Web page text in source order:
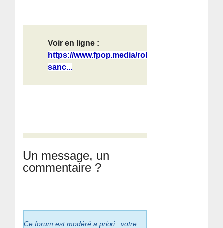
Voir en ligne :
https://www.fpop.media/roberto-
sanc...
Un message, un
commentaire ?
Ce forum est modéré a priori : votre